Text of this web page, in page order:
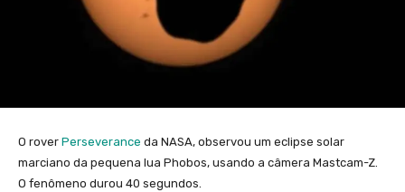
O rover Perseverance da NASA, observou um eclipse solar
marciano da pequena lua Phobos, usando a câmera Mastcam-Z.
O fenômeno durou 40 segundos.